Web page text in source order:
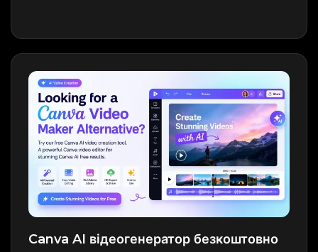
Canva AI відеогенератор безкоштовно